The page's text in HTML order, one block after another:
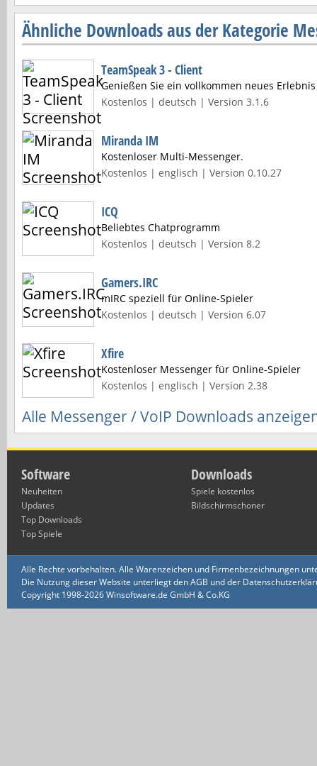
Ähnliche Downloads aus der Kategorie
TeamSpeak 3 - Client
Genießen Sie ein vollkommen neues
Kostenlos | deutsch | Version 3.1.6
Miranda IM
Kostenloser Multi-Messenger.
Kostenlos | englisch | Version 0.10.27
ICQ
Beliebtes Chatprogramm
Kostenlos | deutsch | Version 8.2
Gamers.IRC
mIRC speziell für Online-Spieler
Kostenlos | deutsch | Version 6.07
Xfire
Kostenloser Messenger für Online-Spieler
Kostenlos | englisch | Version 2.38
Alle Messenger / VoIP Downloads
Software
Neuheiten
Updates
Top Downloads
Top Spiele
Downloads
Spiele kostenlos
Bildschirmschoner
Alle Rechte vorbehalten. Alle Warenzeichen und Firmenbezeichnungen
Die Nutzung dieser Website unterliegt den AGB und der
Copyright 1998-2026 Winsoftware.de GmbH & Co.KG